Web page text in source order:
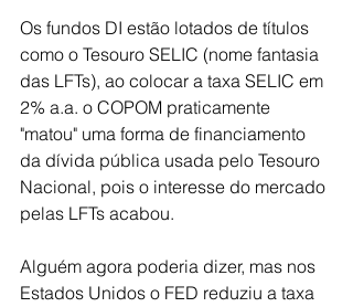
Os fundos DI estão lotados de títulos
como o Tesouro SELIC (nome fantasia
das LFTs), ao colocar a taxa SELIC em
2% a.a. o COPOM praticamente
"matou" uma forma de financiamento
da dívida pública usada pelo Tesouro
Nacional, pois o interesse do mercado
pelas LFTs acabou.
Alguém agora poderia dizer, mas nos
Estados Unidos o FED reduziu a taxa